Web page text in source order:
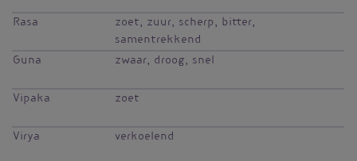
Rasa
zoet, zuur, scherp, bitter,
samentrekkend
Guna
zwaar, droog, snel
Vipaka zoet
Virya verkoelend